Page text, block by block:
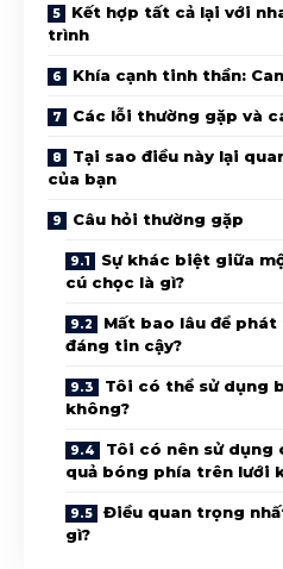
Kết hợp tất cả lại với
trình
Khía cạnh tinh thần:
Các lỗi thường gặp và
Tại sao điều này lại
của bạn
Câu hỏi thường gặp
Sự khác biệt giữa
cú chọc là gì?
Mất bao lâu để
đáng tin cậy?
Tôi có thể sử dụng
không?
Tôi có nên sử dụng
quả bóng phía trên lưới
Điều quan trọng
gì?